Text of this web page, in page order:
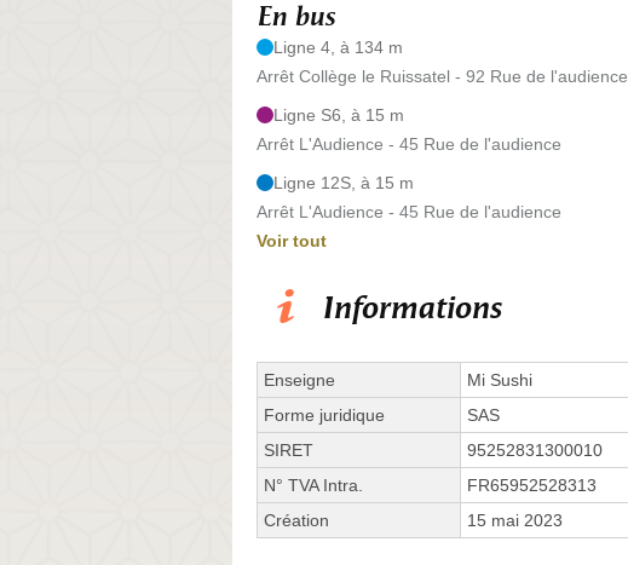
En bus
Ligne 4, à 134 m
Arrêt Collège le Ruissatel - 92 Rue de l'audience
Ligne S6, à 15 m
Arrêt L'Audience - 45 Rue de l'audience
Ligne 12S, à 15 m
Arrêt L'Audience - 45 Rue de l'audience
Voir tout
Informations
Enseigne
Mi Sushi
Forme juridique
SAS
SIRET
95252831300010
N° TVA Intra.
FR65952528313
Création
15 mai 2023